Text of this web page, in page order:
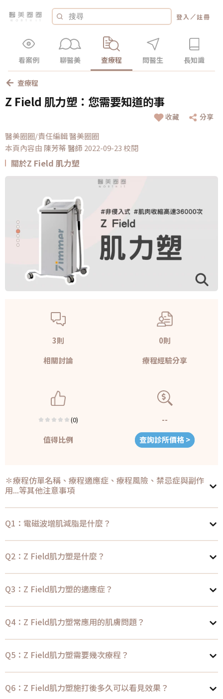
登入 ／註冊
看案例 聊醫美 查療程 問醫生 長知識
查療程
Z Field 肌力塑：您需要知道的事
收藏 分享
醫美圈圈/責任編輯 醫美圈圈
本頁內容由 陳芳蒂醫師 2022-09-23 校閱
關於Z Field 肌力塑
3則
相關討論
0則
療程經驗分享
(0)
值得比例
--
查詢診所價格 >
✽療程仿單名稱、療程適應症、療程風險、禁忌症與副作
用...等其他注意事項
Q1：電磁波增肌減脂是什麼？
Q2：Z Field肌力塑是什麼？
Q3：Z Field肌力塑的適應症？
Q4：Z Field肌力塑常應用的肌膚問題？
Q5：Z Field肌力塑需要幾次療程？
Q6：Z Field肌力塑施打後多久可以看見效果？